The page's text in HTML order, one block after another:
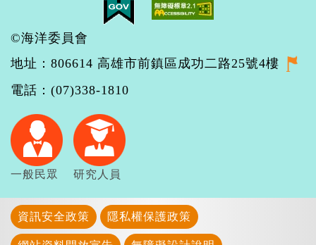
©海洋委員會
地址：806614 高雄市前鎮區成功二路25號4樓
電話：(07)338-1810
一般民眾 研究人員
資訊安全政策 隱私權保護政策